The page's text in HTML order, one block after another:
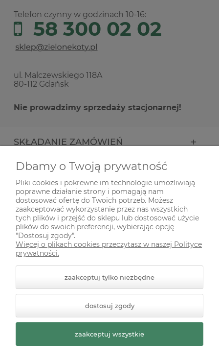
Telefon czynny w godzinach 10-16:
58 300 02 02
ul. Malczewskiego 118A
80-112 Gdańsk
Nie prowadzimy sprzedaży stacjonarnej!
SKŁADANIE ZAMÓWIEŃ
INFORMACJE
ODWIEDŹ NAS NA
Styl graficzny ShopGadget.pl
Sklep internetowy Shoper
Premium
Dbamy o Twoją prywatność
Pliki cookies i pokrewne im technologie umożliwiają
poprawne działanie strony i pomagają nam
dostosować ofertę do Twoich potrzeb. Możesz
zaakceptować wykorzystanie przez nas wszystkich
tych plików i przejść do sklepu lub dostosować użycie
plików do swoich preferencji, wybierając opcję
"Dostosuj zgody".
Więcej o plikach cookies przeczytasz w naszej Polityce
prywatności.
zaakceptuj tylko niezbędne
dostosuj zgody
zaakceptuj wszystkie